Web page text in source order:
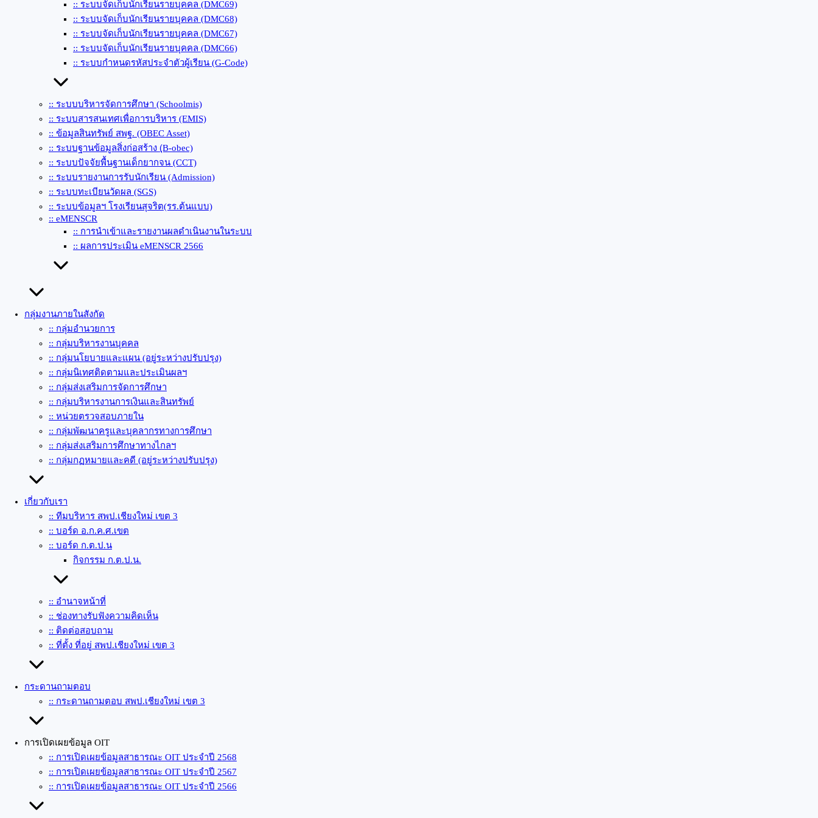
:: ระบบจัดเก็บนักเรียนรายบุคคล (DMC69)
:: ระบบจัดเก็บนักเรียนรายบุคคล (DMC68)
:: ระบบจัดเก็บนักเรียนรายบุคคล (DMC67)
:: ระบบจัดเก็บนักเรียนรายบุคคล (DMC66)
:: ระบบกำหนดรหัสประจำตัวผู้เรียน (G-Code)
:: ระบบบริหารจัดการศึกษา (Schoolmis)
:: ระบบสารสนเทศเพื่อการบริหาร (EMIS)
:: ข้อมูลสินทรัพย์ สพฐ. (OBEC Asset)
:: ระบบฐานข้อมูลสิ่งก่อสร้าง (ฺB-obec)
:: ระบบปัจจัยพื้นฐานเด็กยากจน (CCT)
:: ระบบรายงานการรับนักเรียน (Admission)
:: ระบบทะเบียนวัดผล (SGS)
:: ระบบข้อมูลฯ โรงเรียนสุจริต(รร.ต้นแบบ)
:: eMENSCR
:: การนำเข้าและรายงานผลดำเนินงานในระบบ
:: ผลการประเมิน eMENSCR 2566
กลุ่มงานภายในสังกัด
:: กลุ่มอำนวยการ
:: กลุ่มบริหารงานบุคคล
:: กลุ่มนโยบายและแผน (อยู่ระหว่างปรับปรุง)
:: กลุ่มนิเทศติดตามและประเมินผลฯ
:: กลุ่มส่งเสริมการจัดการศึกษา
:: กลุ่มบริหารงานการเงินและสินทรัพย์
:: หน่วยตรวจสอบภายใน
:: กลุ่มพัฒนาครูและบุคลากรทางการศึกษา
:: กลุ่มส่งเสริมการศึกษาทางไกลฯ
:: กลุ่มกฏหมายและคดี (อยู่ระหว่างปรับปรุง)
เกี่ยวกับเรา
:: ทีมบริหาร สพป.เชียงใหม่ เขต 3
:: บอร์ด อ.ก.ค.ศ.เขต
:: บอร์ด ก.ต.ป.น
กิจกรรม ก.ต.ป.น.
:: อำนาจหน้าที่
:: ช่องทางรับฟังความคิดเห็น
:: ติดต่อสอบถาม
:: ที่ตั้ง ที่อยู่ สพป.เชียงใหม่ เขต 3
กระดานถามตอบ
:: กระดานถามตอบ สพป.เชียงใหม่ เขต 3
การเปิดเผยข้อมูล OIT
:: การเปิดเผยข้อมูลสาธารณะ OIT ประจำปี 2568
:: การเปิดเผยข้อมูลสาธารณะ OIT ประจำปี 2567
:: การเปิดเผยข้อมูลสาธารณะ OIT ประจำปี 2566